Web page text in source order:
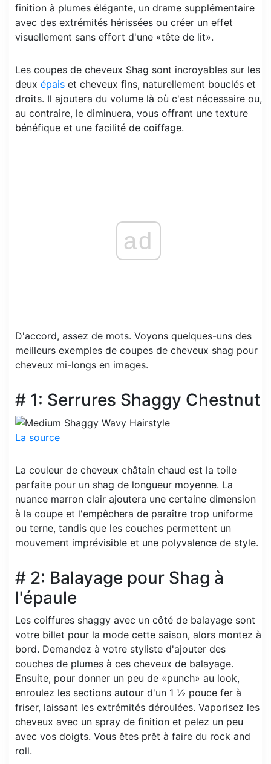
finition à plumes élégante, un drame supplémentaire
avec des extrémités hérissées ou créer un effet
visuellement sans effort d'une «tête de lit».
Les coupes de cheveux Shag sont incroyables sur les
deux épais et cheveux fins, naturellement bouclés et
droits. Il ajoutera du volume là où c'est nécessaire ou,
au contraire, le diminuera, vous offrant une texture
bénéfique et une facilité de coiffage.
ad
D'accord, assez de mots. Voyons quelques-uns des
meilleurs exemples de coupes de cheveux shag pour
cheveux mi-longs en images.
# 1: Serrures Shaggy Chestnut
La source
La couleur de cheveux châtain chaud est la toile
parfaite pour un shag de longueur moyenne. La
nuance marron clair ajoutera une certaine dimension
à la coupe et l'empêchera de paraître trop uniforme
ou terne, tandis que les couches permettent un
mouvement imprévisible et une polyvalence de style.
# 2: Balayage pour Shag à
l'épaule
Les coiffures shaggy avec un côté de balayage sont
votre billet pour la mode cette saison, alors montez à
bord. Demandez à votre styliste d'ajouter des
couches de plumes à ces cheveux de balayage.
Ensuite, pour donner un peu de «punch» au look,
enroulez les sections autour d'un 1 ½ pouce fer à
friser, laissant les extrémités déroulées. Vaporisez les
cheveux avec un spray de finition et pelez un peu
avec vos doigts. Vous êtes prêt à faire du rock and
roll.